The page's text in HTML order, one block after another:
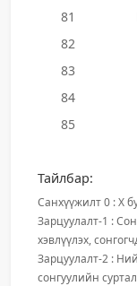
81
82
83
84
85
Тайлбар:
Санхүүжилт 0 : X
Зарцуулалт-1 :
хэвлүүлэх,
Зарцуулалт-2 :
сонгуулийн